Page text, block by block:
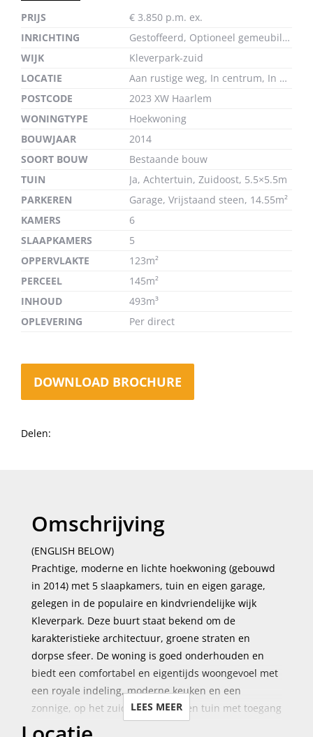
PRIJS
€ 3.850 p.m. ex.
INRICHTING
Gestoffeerd, Optioneel gemeubileerd
WIJK
Kleverpark-zuid
LOCATIE
Aan rustige weg, In centrum, In woonwijk
POSTCODE
2023 XW Haarlem
WONINGTYPE
Hoekwoning
BOUWJAAR
2014
SOORT BOUW
Bestaande bouw
TUIN
Ja, Achtertuin, Zuidoost, 5.5×5.5m
PARKEREN
Garage, Vrijstaand steen, 14.55m²
KAMERS
6
SLAAPKAMERS
5
OPPERVLAKTE
123m²
PERCEEL
145m²
INHOUD
493m³
OPLEVERING
Per direct
DOWNLOAD BROCHURE
Delen:
Omschrijving
(ENGLISH BELOW)
Prachtige, moderne en lichte hoekwoning (gebouwd
in 2014) met 5 slaapkamers, tuin en eigen garage,
gelegen in de populaire en kindvriendelijke wijk
Kleverpark. Deze buurt staat bekend om de
karakteristieke architectuur, groene straten en
dorpse sfeer. De woning is goed onderhouden en
biedt een comfortabel en eigentijds woongevoel met
een royale indeling, moderne keuken en een
zonnige, op het zuidoosten gelegen tuin met toegang
tot de ruime garage.
LEES MEER